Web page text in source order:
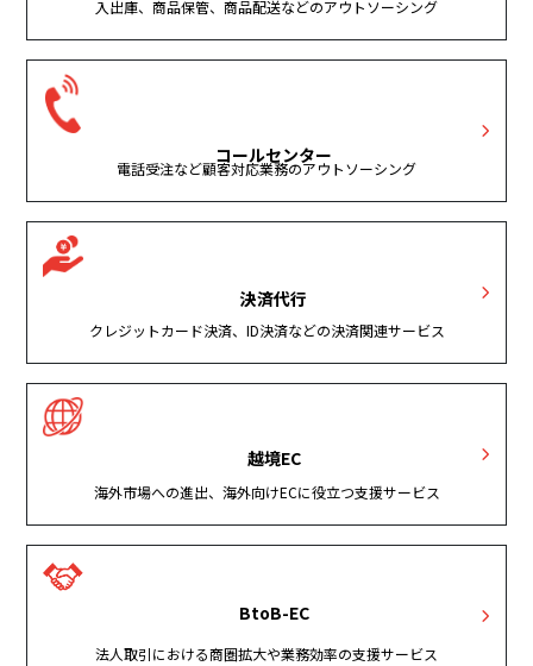
入出庫、商品保管、商品配送などのアウトソーシング
コールセンター
電話受注など顧客対応業務のアウトソーシング
決済代行
クレジットカード決済、ID決済などの決済関連サービス
越境EC
海外市場への進出、海外向けECに役立つ支援サービス
BtoB-EC
法人取引における商圏拡大や業務効率の支援サービス